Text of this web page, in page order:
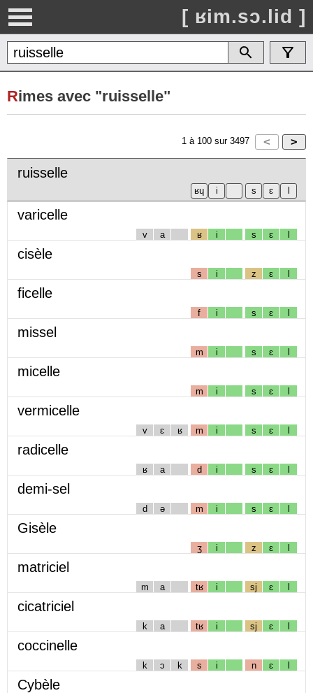
[ ʁim.sɔ.lid ]
Rimes avec "ruisselle"
1 à 100 sur 3497
ruisselle
varicelle
v a ʁ i s ɛ l
cisèle
s i z ɛ l
ficelle
f i s ɛ l
missel
m i s ɛ l
micelle
m i s ɛ l
vermicelle
v ɛ ʁ m i s ɛ l
radicelle
ʁ a d i s ɛ l
demi-sel
d ə m i s ɛ l
Gisèle
ʒ i z ɛ l
matriciel
m a tʁ i sj ɛ l
cicatriciel
k a tʁ i sj ɛ l
coccinelle
k ɔ k s i n ɛ l
Cybèle